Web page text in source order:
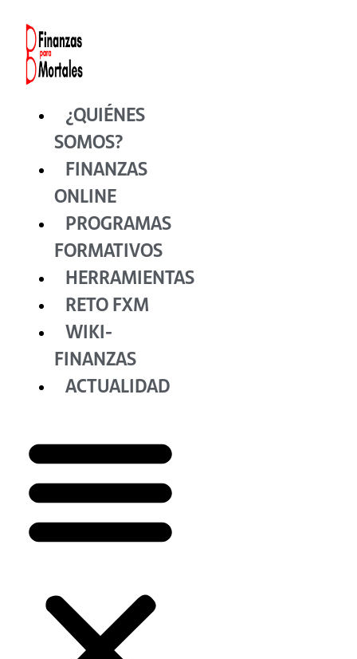
contenido
¿QUIÉNES
SOMOS?
FINANZAS
ONLINE
PROGRAMAS
FORMATIVOS
HERRAMIENTAS
RETO FXM
WIKI-
FINANZAS
ACTUALIDAD